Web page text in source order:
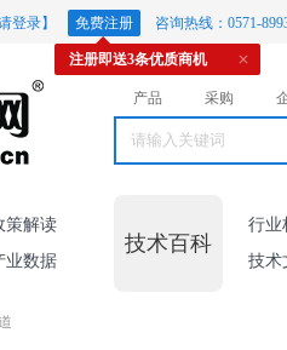
请登录】 免费注册 咨询热线：0571-
注册即送3条优质商机
产品 采购
策解读
业数据
技术百科
行业
技术